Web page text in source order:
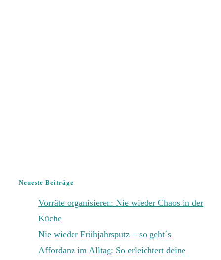
Neueste Beiträge
Vorräte organisieren: Nie wieder Chaos in der
Küche
Nie wieder Frühjahrsputz – so geht´s
Affordanz im Alltag: So erleichtert deine